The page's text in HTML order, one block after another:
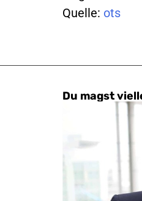
Quelle: ots
Du magst